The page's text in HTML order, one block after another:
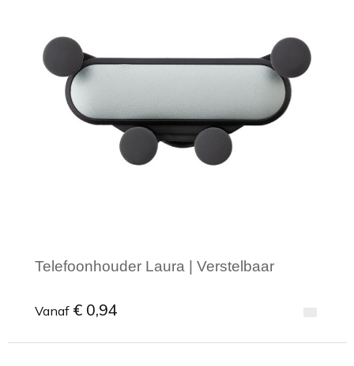
Telefoonhouder Laura | Verstelbaar
Vanaf € 0,94